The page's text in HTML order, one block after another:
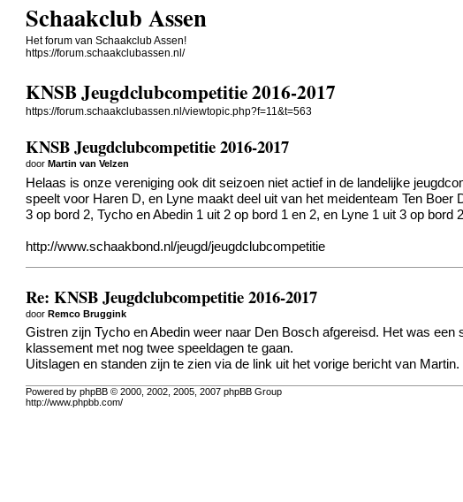
Schaakclub Assen
Het forum van Schaakclub Assen!
https://forum.schaakclubassen.nl/
KNSB Jeugdclubcompetitie 2016-2017
https://forum.schaakclubassen.nl/viewtopic.php?f=11&t=563
KNSB Jeugdclubcompetitie 2016-2017
doorMartin van Velzen
Helaas is onze vereniging ook dit seizoen niet actief in de landelijke
speelt voor Haren D, en Lyne maakt deel uit van het meidenteam Ten
3 op bord 2, Tycho en Abedin 1 uit 2 op bord 1 en 2, en Lyne 1 uit 3 op
http://www.schaakbond.nl/jeugd/jeugdclubcompetitie
Re: KNSB Jeugdclubcompetitie 2016-2017
doorRemco Bruggink
Gistren zijn Tycho en Abedin weer naar Den Bosch afgereisd. Het was
klassement met nog twee speeldagen te gaan.
Uitslagen en standen zijn te zien via de link uit het vorige bericht van Martin.
Powered by phpBB © 2000, 2002, 2005, 2007 phpBB Group
http://www.phpbb.com/